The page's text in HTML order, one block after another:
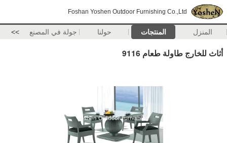
Foshan Yoshen Outdoor Furnishing Co.,Ltd
المنزل المنتجات حولنا جولة في المصنع >>
أثاث للخارج طاولة طعام 9116